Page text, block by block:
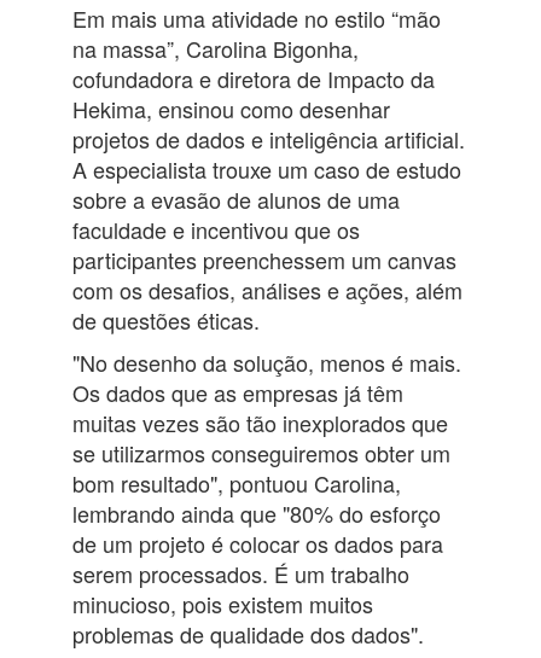
Em mais uma atividade no estilo “mão
na massa”, Carolina Bigonha,
cofundadora e diretora de Impacto da
Hekima, ensinou como desenhar
projetos de dados e inteligência artificial.
A especialista trouxe um caso de estudo
sobre a evasão de alunos de uma
faculdade e incentivou que os
participantes preenchessem um canvas
com os desafios, análises e ações, além
de questões éticas.
"No desenho da solução, menos é mais.
Os dados que as empresas já têm
muitas vezes são tão inexplorados que
se utilizarmos conseguiremos obter um
bom resultado", pontuou Carolina,
lembrando ainda que "80% do esforço
de um projeto é colocar os dados para
serem processados. É um trabalho
minucioso, pois existem muitos
problemas de qualidade dos dados".